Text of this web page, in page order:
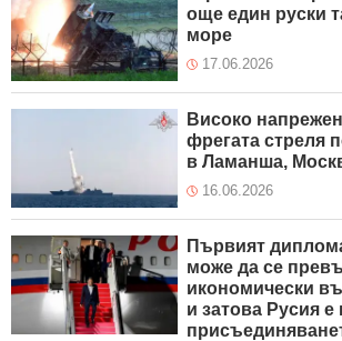
още един руски
море
17.06.2026
Високо
фрегата стреля
в Ламанша,
16.06.2026
Първият
може да се
икономически
и затова Русия е